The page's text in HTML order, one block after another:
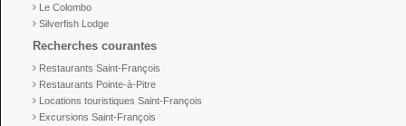
Le Colombo
Silverfish Lodge
Recherches courantes
Restaurants Saint-François
Restaurants Pointe-à-Pitre
Locations touristiques Saint-François
Excursions Saint-François